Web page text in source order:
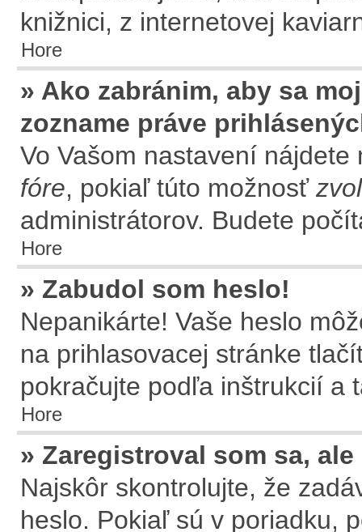
knižnici, z internetovej
Hore
» Ako zabránim, aby sa
zozname práve
Vo Vašom nastavení
fóre, pokiaľ túto možnosť
administrátorov. Budete
Hore
» Zabudol som heslo!
Nepanikárte! Vaše heslo
na prihlasovacej stránke
pokračujte podľa inštrukcií a
Hore
» Zaregistroval som sa,
Najskôr skontrolujte, že
heslo. Pokiaľ sú v poriadku,